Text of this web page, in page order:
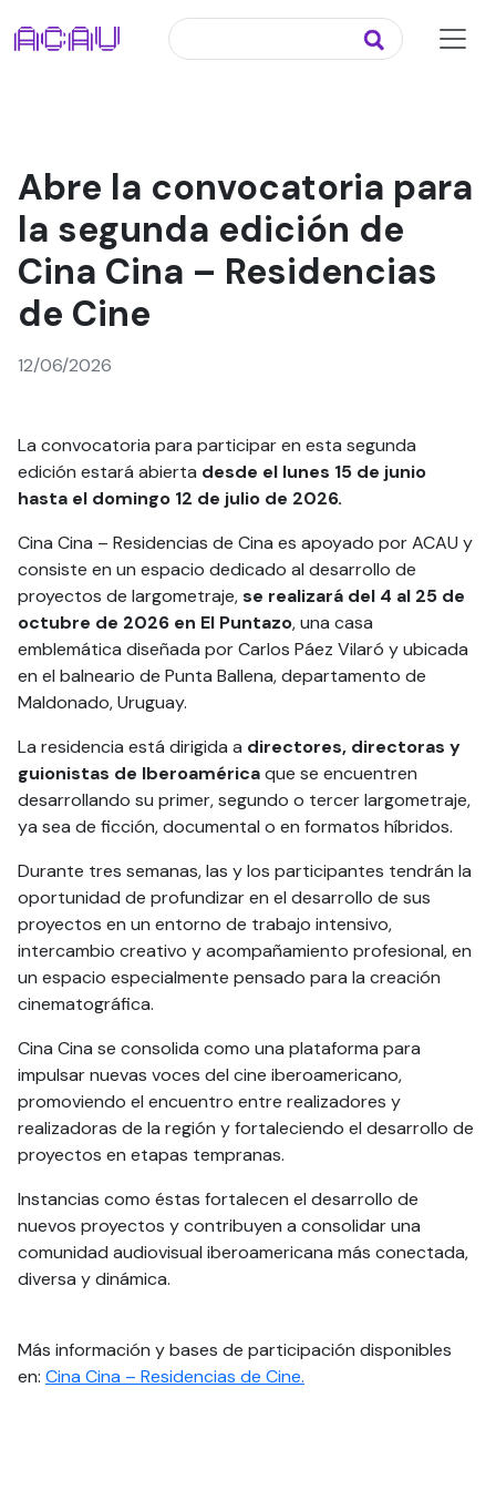
Abre la convocatoria para
la segunda edición de
Cina Cina – Residencias
de Cine
12/06/2026
La convocatoria para participar en esta segunda
edición estará abierta desde el lunes 15 de junio
hasta el domingo 12 de julio de 2026.
Cina Cina – Residencias de Cina es apoyado por ACAU y
consiste en un espacio dedicado al desarrollo de
proyectos de largometraje,se realizará del 4 al 25 de
octubre de 2026 en El Puntazo, una casa
emblemática diseñada por Carlos Páez Vilaró y ubicada
en el balneario de Punta Ballena, departamento de
Maldonado, Uruguay.
La residencia está dirigida a directores, directoras y
guionistas de Iberoaméricaque se encuentren
desarrollando su primer, segundo o tercer largometraje,
ya sea de ficción, documental o en formatos híbridos.
Durante tres semanas, las y los participantes tendrán la
oportunidad de profundizar en el desarrollo de sus
proyectos en un entorno de trabajo intensivo,
intercambio creativo y acompañamiento profesional, en
un espacio especialmente pensado para la creación
cinematográfica.
Cina Cina se consolida como una plataforma para
impulsar nuevas voces del cine iberoamericano,
promoviendo el encuentro entre realizadores y
realizadoras de la región y fortaleciendo el desarrollo de
proyectos en etapas tempranas.
Instancias como éstas fortalecen el desarrollo de
nuevos proyectos y contribuyen a consolidar una
comunidad audiovisual iberoamericana más conectada,
diversa y dinámica.
Más información y bases de participación disponibles
en: Cina Cina – Residencias de Cine.